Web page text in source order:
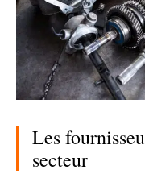
Les
secteur